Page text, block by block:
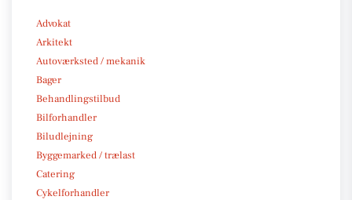
Advokat
Arkitekt
Autoværksted / mekanik
Bager
Behandlingstilbud
Bilforhandler
Biludlejning
Byggemarked / trælast
Catering
Cykelforhandler